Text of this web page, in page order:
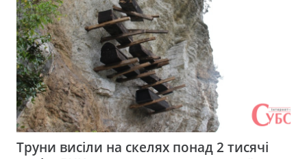
Труни висіли на скелях понад 2 тисячі